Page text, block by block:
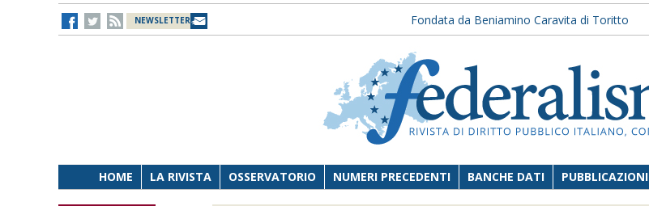
NEWSLETTER Fondata da Beniamino Caravita di Toritto
HOME LA RIVISTA OSSERVATORIO NUMERI PRECEDENTI BANCHE DATI PUBBLICAZIONI